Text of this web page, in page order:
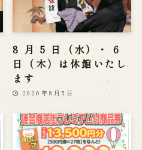
8 月 5 日（水）・ 6
日（木）は休館いたし
ます
2026年8月5日